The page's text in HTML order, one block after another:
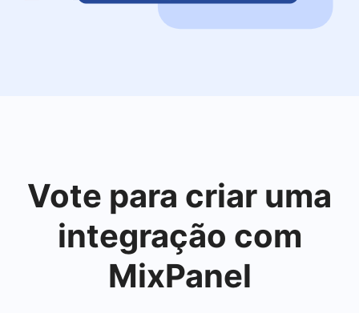
Vote para criar uma
integração com
MixPanel